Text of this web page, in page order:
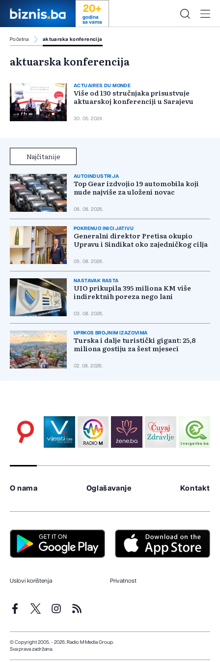
20+
godina
sa vama
Početna aktuarska konferencija
aktuarska konferencija
ACTUAIRES DU MONDE
Više od 130 stručnjaka prisustvuje
aktuarskoj konferenciji u Sarajevu
30. 05. 2024.
Najčitanije
AUTOINDUSTRIJA
Top Gear izdvojio 19 automobila koji
nude najviše za uloženi novac
06. 08. 2026.
POKRENUO INICIJATIVU
Generalni direktor Pretisa okupio
Upravu i Sindikat oko zajedničkog cilja
05. 08. 2026.
NASTAVAK RASTA
UIO prikupila 395 miliona KM više
indirektnih poreza nego lani
03. 08. 2026.
UPRKOS BROJNIM IZAZOVIMA
Turska i dalje turistički gigant: 25,8
miliona gostiju za šest mjeseci
02. 08. 2026.
O nama Oglašavanje Kontakt
Uslovi korištenja Privatnost
© Copyright 2005. - 2026. Radio M Media Group.
Sva prava zadržana.